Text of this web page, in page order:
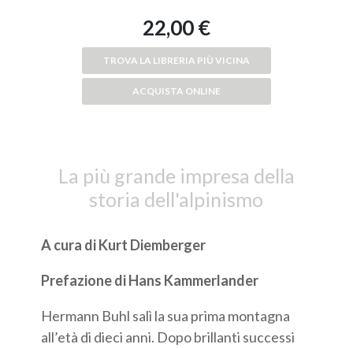
22,00 €
TROVA LA LIBRERIA PIÙ VICINA
ACQUISTA ONLINE
La più grande impresa della
storia dell'alpinismo
A cura di Kurt Diemberger
Prefazione di Hans Kammerlander
Hermann Buhl salì la sua prima montagna
all’età di dieci anni. Dopo brillanti successi